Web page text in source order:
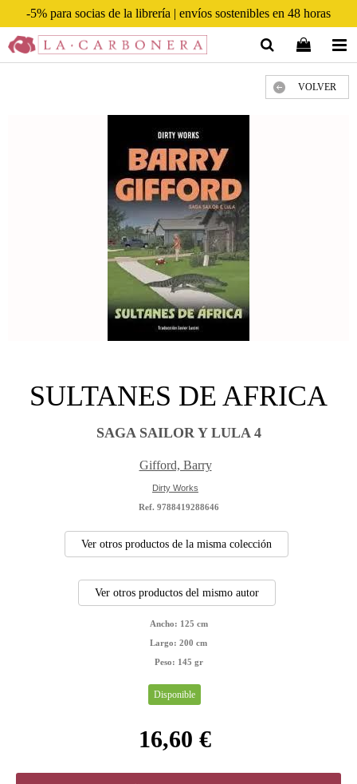
-5% para socias de la librería | envíos sostenibles en 48 horas
VOLVER
SULTANES DE AFRICA
SAGA SAILOR Y LULA 4
Gifford, Barry
Dirty Works
Ref. 9788419288646
Ver otros productos de la misma colección
Ver otros productos del mismo autor
Ancho: 125 cm
Largo: 200 cm
Peso: 145 gr
Disponible
16,60 €